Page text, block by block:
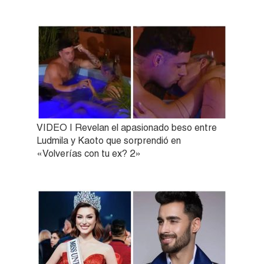
VIDEO | Revelan el apasionado beso entre
Ludmila y Kaoto que sorprendió en
«Volverías con tu ex? 2»